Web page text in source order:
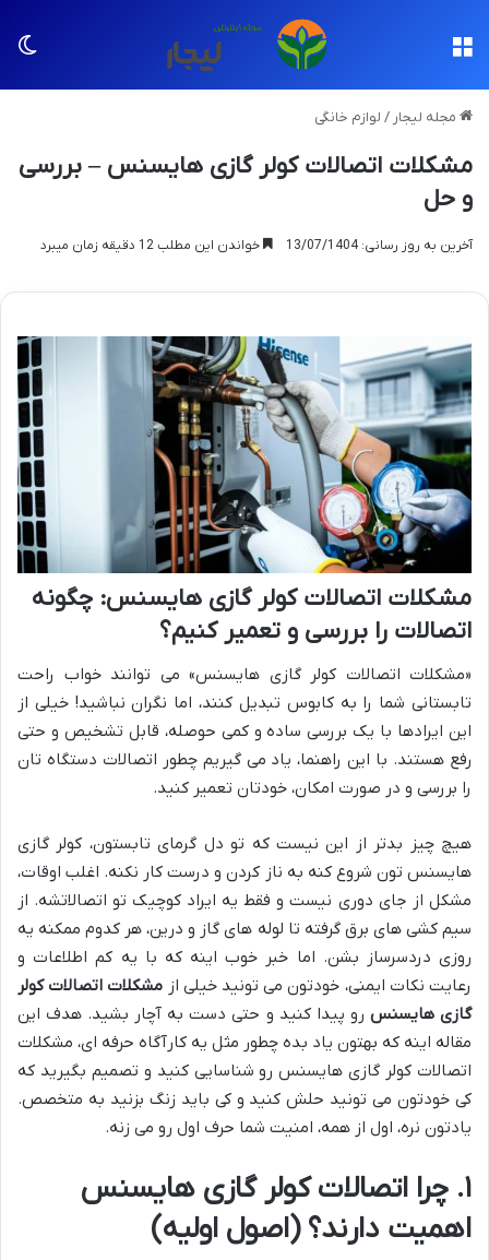
مجله لیجار / لوازم خانگی
مشکلات اتصالات کولر گازی هایسنس – بررسی
و حل
آخرین به روز رسانی: 13/07/1404 خواندن این مطلب 12 دقیقه زمان میبرد
مشکلات اتصالات کولر گازی هایسنس: چگونه
اتصالات را بررسی و تعمیر کنیم؟
«مشکلات اتصالات کولر گازی هایسنس» می توانند خواب راحت
تابستانی شما را به کابوس تبدیل کنند، اما نگران نباشید! خیلی از
این ایرادها با یک بررسی ساده و کمی حوصله، قابل تشخیص و حتی
رفع هستند. با این راهنما، یاد می گیریم چطور اتصالات دستگاه تان
را بررسی و در صورت امکان، خودتان تعمیر کنید.
هیچ چیز بدتر از این نیست که تو دل گرمای تابستون، کولر گازی
هایسنس تون شروع کنه به ناز کردن و درست کار نکنه. اغلب اوقات،
مشکل از جای دوری نیست و فقط یه ایراد کوچیک تو اتصالاتشه. از
سیم کشی های برق گرفته تا لوله های گاز و درین، هر کدوم ممکنه یه
روزی دردسرساز بشن. اما خبر خوب اینه که با یه کم اطلاعات و
رعایت نکات ایمنی، خودتون می تونید خیلی از مشکلات اتصالات کولر
گازی هایسنس رو پیدا کنید و حتی دست به آچار بشید. هدف این
مقاله اینه که بهتون یاد بده چطور مثل یه کارآگاه حرفه ای، مشکلات
اتصالات کولر گازی هایسنس رو شناسایی کنید و تصمیم بگیرید که
کی خودتون می تونید حلش کنید و کی باید زنگ بزنید به متخصص.
یادتون نره، اول از همه، امنیت شما حرف اول رو می زنه.
۱. چرا اتصالات کولر گازی هایسنس
اهمیت دارند؟ (اصول اولیه)